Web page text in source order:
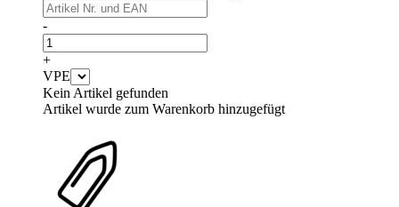
-
+
VPE
Kein Artikel gefunden
Artikel wurde zum Warenkorb hinzugefügt